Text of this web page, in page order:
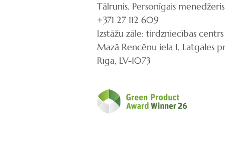
Tālrunis. Personīgais
+371 27 112 609
Izstāžu zāle: tirdzniecības centrs
Mazā Rencēnu iela 1, Latgales
Rīga, LV-1073